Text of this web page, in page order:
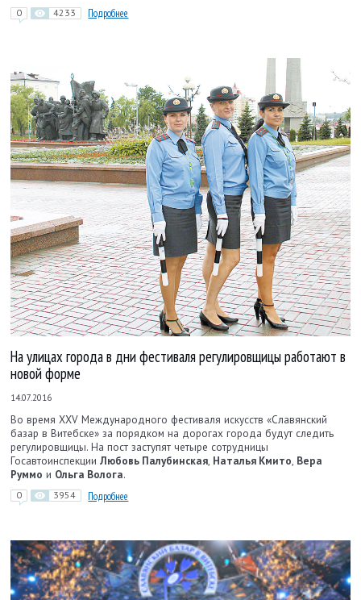
0 4233 Подробнее
На улицах города в дни фестиваля регулировщицы работают в
новой форме
14.07.2016
Во время XXV Международного фестиваля искусств «Славянский
базар в Витебске» за порядком на дорогах города будут следить
регулировщицы. На пост заступят четыре сотрудницы
ГосавтоинспекцииЛюбовь Палубинская, Наталья Кмито, Вера
Руммо и Ольга Волога.
0 3954 Подробнее